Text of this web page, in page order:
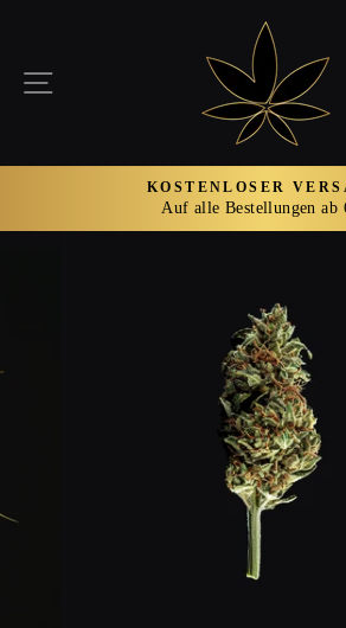
Inhalt
SEITENNAVIGATION
Pause
KOSTENLOSER
Auf alle Bestellungen ab